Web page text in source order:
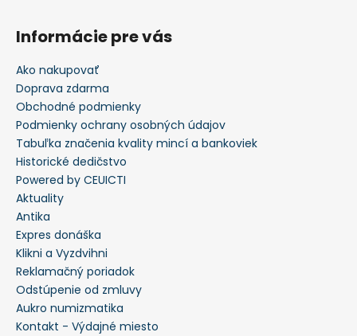
Informácie pre vás
Ako nakupovať
Doprava zdarma
Obchodné podmienky
Podmienky ochrany osobných údajov
Tabuľka značenia kvality mincí a bankoviek
Historické dedičstvo
Powered by CEUICTI
Aktuality
Antika
Expres donáška
Klikni a Vyzdvihni
Reklamačný poriadok
Odstúpenie od zmluvy
Aukro numizmatika
Kontakt - Výdajné miesto